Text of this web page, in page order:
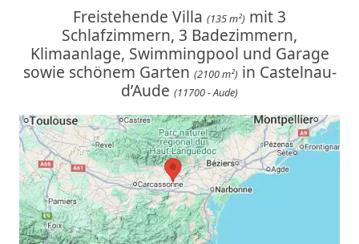
Freistehende Villa (135 m²) mit 3
Schlafzimmern, 3 Badezimmern,
Klimaanlage, Swimmingpool und Garage
sowie schönem Garten (2100 m²)in Castelnau-
d’Aude (11700 - Aude)